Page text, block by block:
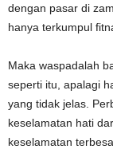
dengan pasar di
hanya terkumpul
Maka waspadalah
seperti itu, apalagi
yang tidak jelas.
keselamatan hati
keselamatan